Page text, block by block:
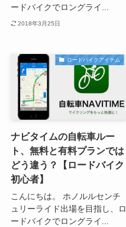
ードバイクでロングライ...
2018年3月25日
ロードバイクアイテム
ナビタイムの自転車ルー
ト、無料と有料プランでは
どう違う？【ロードバイク
初心者】
こんにちは。 ホノルルセンチ
ュリーライド出場を目指し、ロ
ードバイクでロングライ...